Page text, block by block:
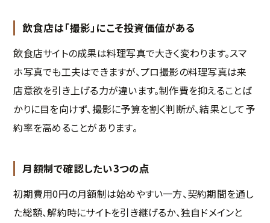
飲食店は「撮影」にこそ投資価値がある
飲食店サイトの成果は料理写真で大きく変わります。スマ
ホ写真でも工夫はできますが、プロ撮影の料理写真は来
店意欲を引き上げる力が違います。制作費を抑えることば
かりに目を向けず、撮影に予算を割く判断が、結果として予
約率を高めることがあります。
月額制で確認したい3つの点
初期費用0円の月額制は始めやすい一方、契約期間を通し
た総額、解約時にサイトを引き継げるか、独自ドメインと